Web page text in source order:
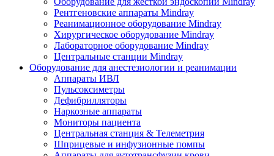
Рентгеновские аппараты Mindray
Реанимационное оборудование Mindray
Хирургическое оборудование Mindray
Лабораторное оборудование Mindray
Центральные станции Mindray
Оборудование для анестезиологии и реанимации
Аппараты ИВЛ
Пульсоксиметры
Дефибрилляторы
Наркозные аппараты
Мониторы пациента
Центральная станция & Телеметрия
Шприцевые и инфузионные помпы